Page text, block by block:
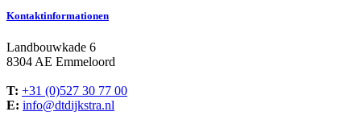
Kontaktinformationen
Landbouwkade 6
8304 AE Emmeloord
T: +31 (0)527 30 77 00
E: info@dtdijkstra.nl